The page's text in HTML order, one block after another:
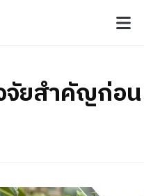
จัยสำคัญก่อน